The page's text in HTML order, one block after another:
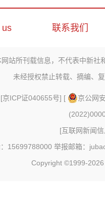
us 联系我们
网站所刊载信息，不代表中新社
未经授权禁止转载、摘编、
京ICP证040655号] [
京公网
[互联网新闻
15699788000 举报邮箱：
Copyright ©1999-